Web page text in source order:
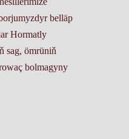
belläp
Hormatly
sag, ömrüniň
bolmagyny